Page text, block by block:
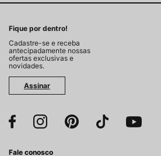
Fique por dentro!
Cadastre-se e receba
antecipadamente nossas
ofertas exclusivas e
novidades.
Assinar
Fale conosco